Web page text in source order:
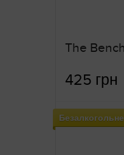
425 грн
Безалкогольне